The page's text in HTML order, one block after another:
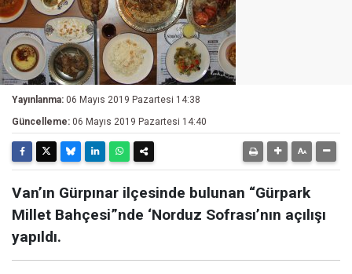
Yayınlanma: 06 Mayıs 2019 Pazartesi 14:38
Güncelleme: 06 Mayıs 2019 Pazartesi 14:40
Van’ın Gürpınar ilçesinde bulunan “Gürpark
Millet Bahçesi”nde ‘Norduz Sofrası’nın açılışı
yapıldı.